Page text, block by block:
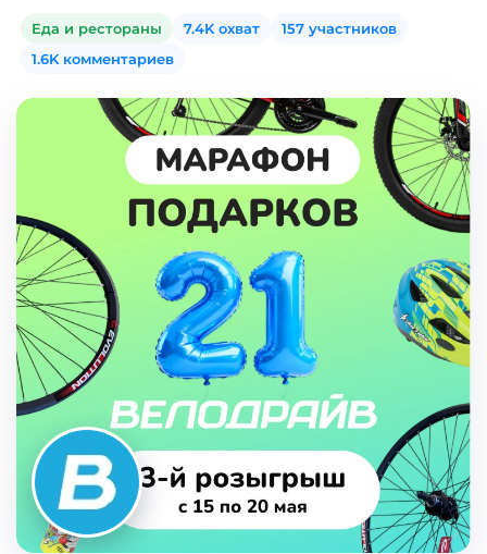
Еда и рестораны 7.4K охват
157 участников
1.6K комментариев